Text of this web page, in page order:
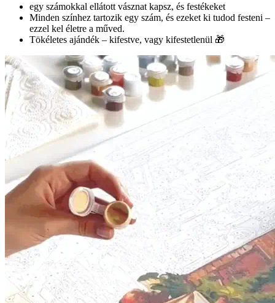
egy számokkal ellátott vásznat kapsz, és festékeket
Minden színhez tartozik egy szám, és ezeket ki tudod festeni –
ezzel kel életre a műved.
Tökéletes ajándék – kifestve, vagy kifestetlenül 🎁